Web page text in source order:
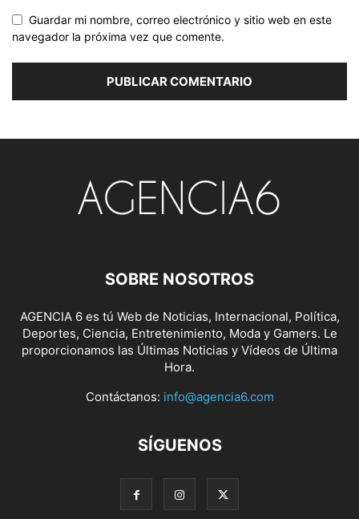
Guardar mi nombre, correo electrónico y sitio web en este
navegador la próxima vez que comente.
SOBRE NOSOTROS
AGENCIA 6 es tú Web de Noticias, Internacional, Política,
Deportes, Ciencia, Entretenimiento, Moda y Gamers. Le
proporcionamos las Últimas Noticias y Vídeos de Última
Hora.
Contáctanos: info@agencia6.com
SÍGUENOS